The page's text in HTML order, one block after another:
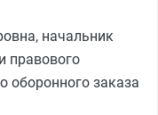
начальник
правового
оборонного заказа